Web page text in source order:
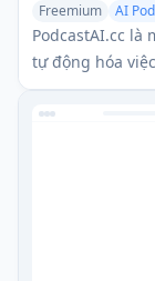
Freemium AI
PodcastAI.cc là
tự động hóa
tạo nội dung